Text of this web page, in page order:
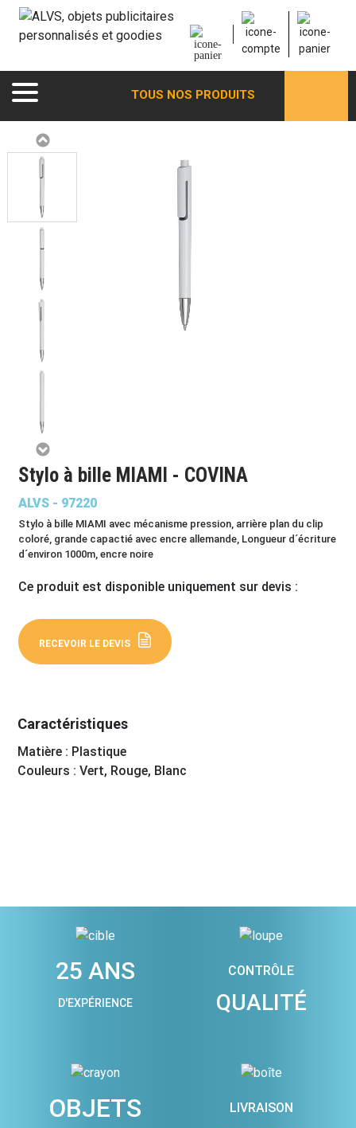
TOUS NOS PRODUITS
Stylo à bille MIAMI - COVINA
ALVS - 97220
Stylo à bille MIAMI avec mécanisme pression, arrière plan du clip
coloré, grande capactié avec encre allemande, Longueur d´écriture
d´environ 1000m, encre noire
Ce produit est disponible uniquement sur devis :
RECEVOIR LE DEVIS
Caractéristiques
Matière : Plastique
Couleurs : Vert, Rouge, Blanc
25 ANS
D'EXPÉRIENCE
CONTRÔLE
QUALITÉ
OBJETS LIVRAISON